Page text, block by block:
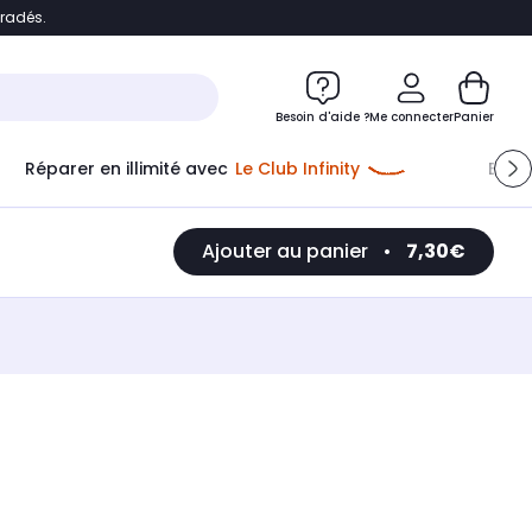
Accéder directement au chatbot
Besoin d'aide ?Me connecterPanier
Réparer en illimité avec Le Club Infinity
Ajouter au panier • 7,30€